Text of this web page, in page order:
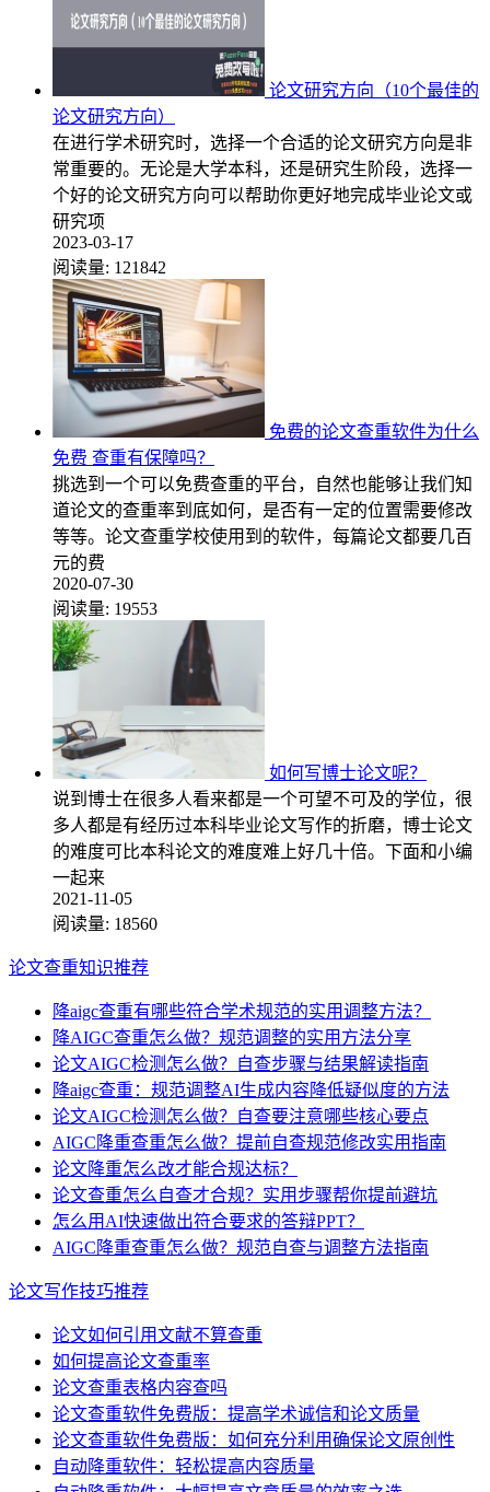
论文研究方向（10个最佳的
论文研究方向）
在进行学术研究时，选择一个合适的论文研究方向是非
常重要的。无论是大学本科，还是研究生阶段，选择一
个好的论文研究方向可以帮助你更好地完成毕业论文或
研究项
2023-03-17
阅读量: 121842
免费的论文查重软件为什么
免费 查重有保障吗？
挑选到一个可以免费查重的平台，自然也能够让我们知
道论文的查重率到底如何，是否有一定的位置需要修改
等等。论文查重学校使用到的软件，每篇论文都要几百
元的费
2020-07-30
阅读量: 19553
如何写博士论文呢？
说到博士在很多人看来都是一个可望不可及的学位，很
多人都是有经历过本科毕业论文写作的折磨，博士论文
的难度可比本科论文的难度难上好几十倍。下面和小编
一起来
2021-11-05
阅读量: 18560
论文查重知识推荐
降aigc查重有哪些符合学术规范的实用调整方法？
降AIGC查重怎么做？规范调整的实用方法分享
论文AIGC检测怎么做？自查步骤与结果解读指南
降aigc查重：规范调整AI生成内容降低疑似度的方法
论文AIGC检测怎么做？自查要注意哪些核心要点
AIGC降重查重怎么做？提前自查规范修改实用指南
论文降重怎么改才能合规达标？
论文查重怎么自查才合规？实用步骤帮你提前避坑
怎么用AI快速做出符合要求的答辩PPT？
AIGC降重查重怎么做？规范自查与调整方法指南
论文写作技巧推荐
论文如何引用文献不算查重
如何提高论文查重率
论文查重表格内容查吗
论文查重软件免费版：提高学术诚信和论文质量
论文查重软件免费版：如何充分利用确保论文原创性
自动降重软件：轻松提高内容质量